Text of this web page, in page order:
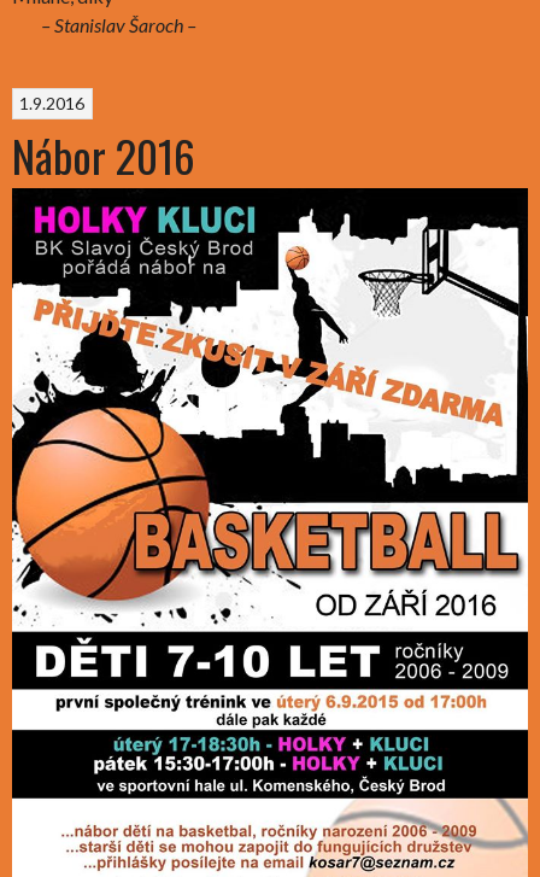
– Stanislav Šaroch –
1.9.2016
Nábor 2016